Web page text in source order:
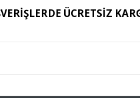
ÜCRETSİZ